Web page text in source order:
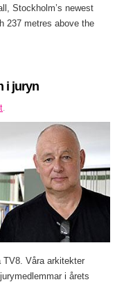
Stockholm’s newest
237 metres above the
i juryn
TV8. Våra arkitekter
i årets